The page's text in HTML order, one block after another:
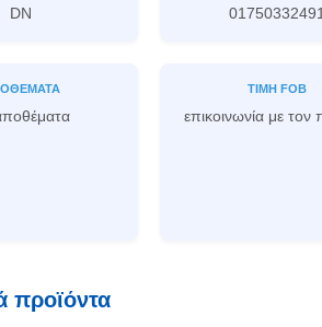
DN 01750332491
ΤΙΜΉ FOB
επικοινωνία με τον
προϊόντα